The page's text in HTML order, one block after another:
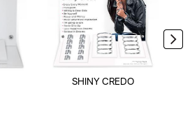
SHINY CREDO